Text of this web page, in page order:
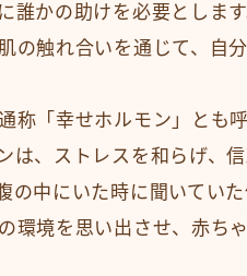
誰かの助けを必要としま
の触れ合いを通じて、自
称「幸せホルモン」とも
は、ストレスを和らげ、
の中にいた時に聞いてい
環境を思い出させ、赤ち